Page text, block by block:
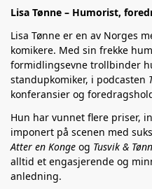
Lisa Tønne – Humorist,
Lisa Tønne er en av Norges
komikere. Med sin frekke
formidlingsevne trollbinder
standupkomiker, i podcasten
konferansier og
Hun har vunnet flere priser,
imponert på scenen med
Atter en Konge og Tusvik &
alltid et engasjerende og
anledning.